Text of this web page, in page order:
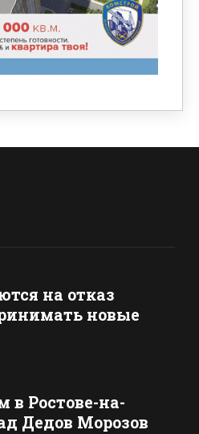
на отказ
новые
в Ростове-на-
Дедов Морозов